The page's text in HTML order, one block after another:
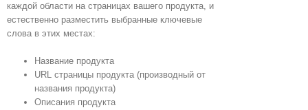
каждой области на страницах вашего продукта, и
естественно разместить выбранные ключевые
слова в этих местах:
Название продукта
URL страницы продукта (производный от
названия продукта)
Описания продукта